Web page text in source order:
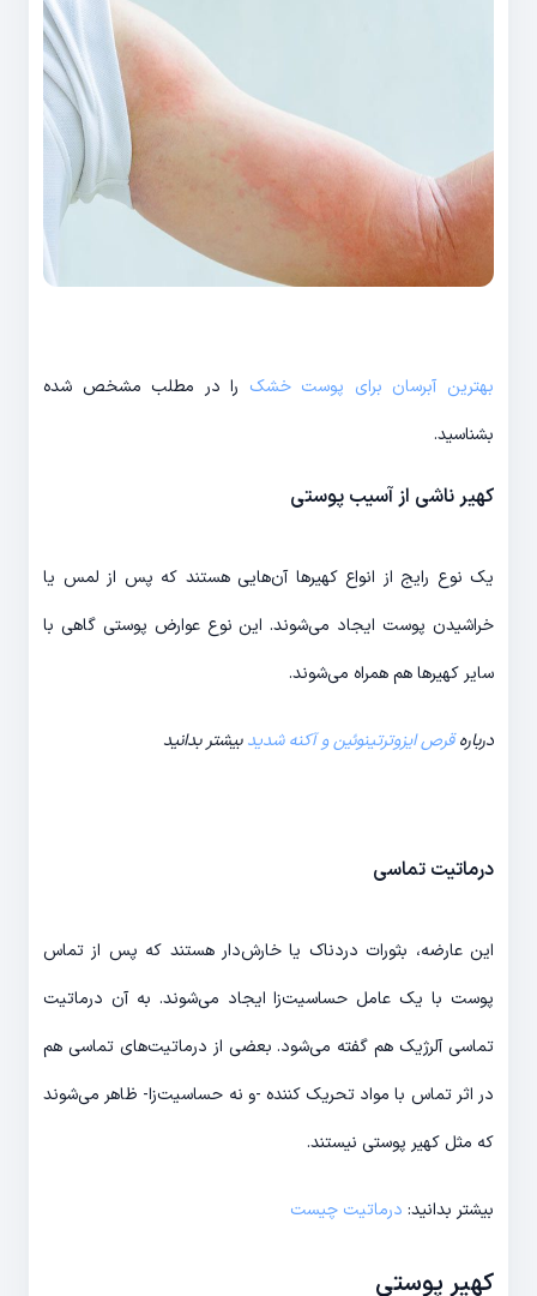
بهترین آبرسان برای پوست خشک را در مطلب مشخص شده
بشناسید.
کهیر ناشی از آسیب پوستی
یک نوع رایج از انواع کهیرها آن‌هایی هستند که پس از لمس یا
خراشیدن پوست ایجاد می‌شوند. این نوع عوارض پوستی گاهی با
سایر کهیرها هم همراه می‌شوند.
دربارهقرص ایزوترتینوئین و آکنه شدیدبیشتر بدانید
درماتیت تماسی
این عارضه، بثورات دردناک یا خارش‌دار هستند که پس از تماس
پوست با یک عامل حساسیت‌زا ایجاد می‌شوند. به آن درماتیت
تماسی آلرژیک هم گفته می‌شود. بعضی از درماتیت‌های تماسی هم
در اثر تماس با مواد تحریک کننده -و نه حساسیت‌زا- ظاهر می‌شوند
که مثل کهیر پوستی نیستند.
بیشتر بدانید: درماتیت چیست
کهیر پوستی